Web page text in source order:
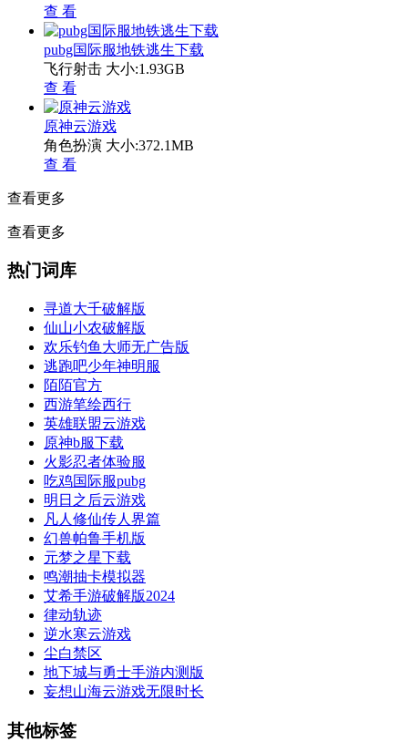
查 看
pubg国际服地铁逃生下载
飞行射击 大小:1.93GB
查 看
原神云游戏
角色扮演 大小:372.1MB
查 看
查看更多
查看更多
热门词库
寻道大千破解版
仙山小农破解版
欢乐钓鱼大师无广告版
逃跑吧少年神明服
陌陌官方
西游笔绘西行
英雄联盟云游戏
原神b服下载
火影忍者体验服
吃鸡国际服pubg
明日之后云游戏
凡人修仙传人界篇
幻兽帕鲁手机版
元梦之星下载
鸣潮抽卡模拟器
艾希手游破解版2024
律动轨迹
逆水寒云游戏
尘白禁区
地下城与勇士手游内测版
妄想山海云游戏无限时长
其他标签